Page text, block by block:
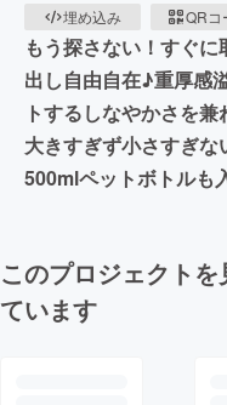
埋め込み
QRコ
もう探さない！すぐ
出し自由自在♪重厚感
トするしなやかさを
大きすぎず小さすぎ
500mlペットボトルも
このプロジェクト
ています